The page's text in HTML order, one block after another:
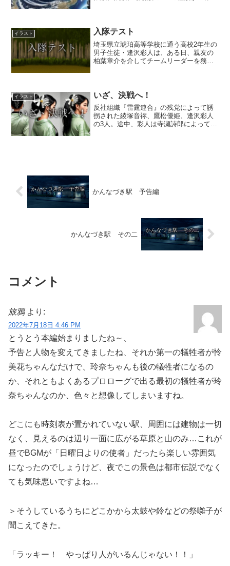
夏幹時生と広田真衣の二...
イラスト 入隊テスト
埼玉県立琥珀高等学校に通う高校2年生の
男子生徒・逢沢彩人は、ある日、親友の
柏葉章介を介してチームリーダーを務め
ウトされた。最初は「俺、サバゲ...
イラスト いざ、決戦へ！
反社組織『雷霆連合』の残党によって誘
拐された綾塚音祢、鷹松優姫、逢沢彩人
の3人。途中、彩人は寺瀬詩郎によって救
かんなづき駅 予告編
かんなづき駅 その二
コメント
旅鴉 より:
2022年7月18日 4:46 PM
とうとう本編始まりましたね～、
予告と人物を変えてきましたね、それか第一の犠牲者が怜
美花ちゃんなだけで、玲奈ちゃんも後の犠牲者になるの
か、それともよくあるプロローグで出る最初の犠牲者が玲
奈ちゃんなのか、色々と想像してしまいますね。
どこにも時刻表が置かれていない駅、周囲には建物は一切
なく、見えるのは辺り一面に広がる草原と山のみ…これが
昼でBGMが「日曜日よりの使者」だったら楽しい雰囲気
になったのでしょうけど、夜でこの景色は都市伝説でなく
ても気味悪いですよね…
＞そうしているうちにどこかから太鼓や鈴などの祭囃子が
聞こえてきた。
「ラッキー！ やっぱり人がいるんじゃない！！」